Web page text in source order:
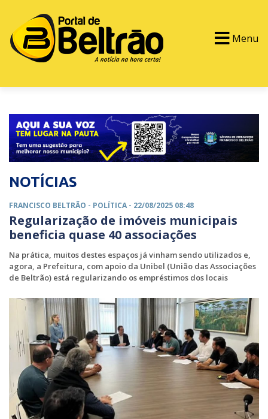
Menu
NOTÍCIAS
FRANCISCO BELTRÃO - POLÍTICA - 22/08/2025 08:48
Regularização de imóveis municipais
beneficia quase 40 associações
Na prática, muitos destes espaços já vinham sendo utilizados e,
agora, a Prefeitura, com apoio da Unibel (União das Associações
de Beltrão) está regularizando os empréstimos dos locais